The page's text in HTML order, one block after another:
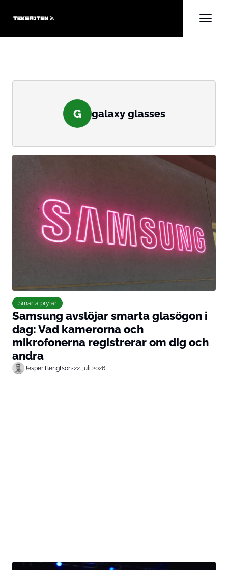
G galaxy glasses
Smarta prylar
Samsung avslöjar smarta glasögon i
dag: Vad kamerorna och
mikrofonerna registrerar om dig och
andra
Jesper Bengtson•22. juli 2026